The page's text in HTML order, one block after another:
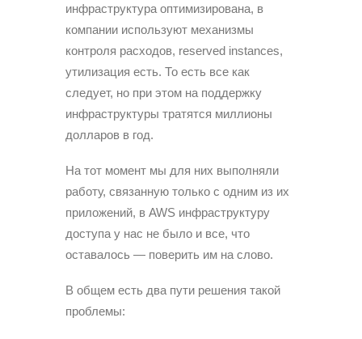
инфраструктура оптимизирована, в
компании используют механизмы
контроля расходов, reserved instances,
утилизация есть. То есть все как
следует, но при этом на поддержку
инфраструктуры тратятся миллионы
долларов в год.
На тот момент мы для них выполняли
работу, связанную только с одним из их
приложений, в AWS инфраструктуру
доступа у нас не было и все, что
оставалось — поверить им на слово.
В общем есть два пути решения такой
проблемы: